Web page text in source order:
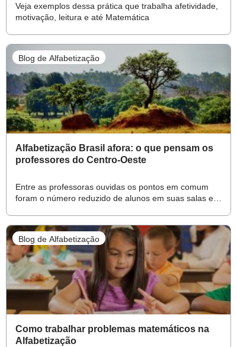
Veja exemplos dessa prática que trabalha afetividade,
motivação, leitura e até Matemática
Blog de Alfabetização
Alfabetização Brasil afora: o que pensam os
professores do Centro-Oeste
Entre as professoras ouvidas os pontos em comum
foram o número reduzido de alunos em suas salas e a
Blog de Alfabetização
Como trabalhar problemas matemáticos na
Alfabetização